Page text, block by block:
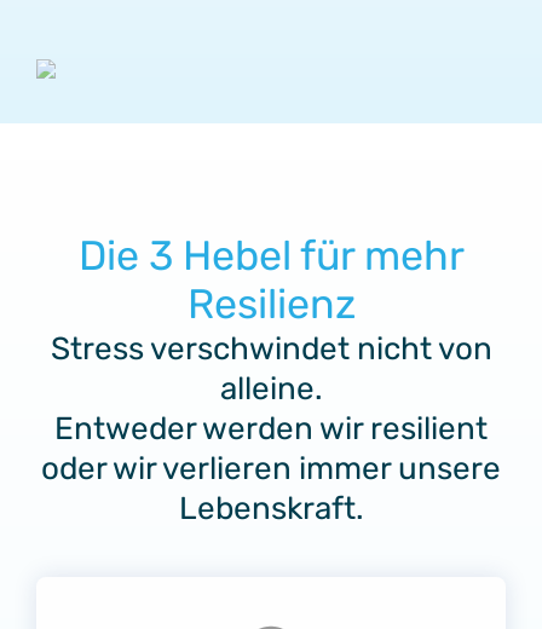
Die 3 Hebel für mehr
Resilienz
Stress verschwindet nicht von
alleine.
Entweder werden wir resilient
oder wir verlieren immer unsere
Lebenskraft.